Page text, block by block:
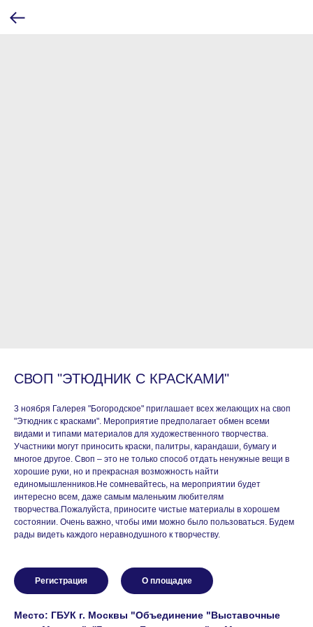
СВОП "ЭТЮДНИК С КРАСКАМИ"
3 ноября Галерея "Богородское" приглашает всех желающих на своп
"Этюдник с красками". Мероприятие предполагает обмен всеми
видами и типами материалов для художественного творчества.
Участники могут приносить краски, палитры, карандаши, бумагу и
многое другое. Своп – это не только способ отдать ненужные вещи в
хорошие руки, но и прекрасная возможность найти
единомышленников.Не сомневайтесь, на мероприятии будет
интересно всем, даже самым маленьким любителям
творчества.Пожалуйста, приносите чистые материалы в хорошем
состоянии. Очень важно, чтобы ими можно было пользоваться. Будем
рады видеть каждого неравнодушного к творчеству.
Регистрация О площадке
Место: ГБУК г. Москвы "Объединение "Выставочные